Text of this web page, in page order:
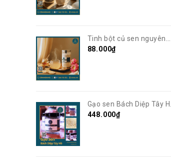
Tinh bột củ sen nguyên
chất | Sen Vô Ưu
88.000₫
Gạo sen Bách Diệp Tây Hồ
sấy khô | Sen Vô Ưu
448.000₫